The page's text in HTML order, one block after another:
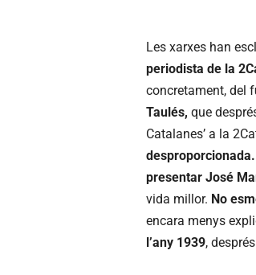
Les xarxes han
periodista de la
concretament, del f
Taulés, que
Catalanes’ a la
desproporcionada.
presentar José
vida millor. No
encara menys
l’any 1939,